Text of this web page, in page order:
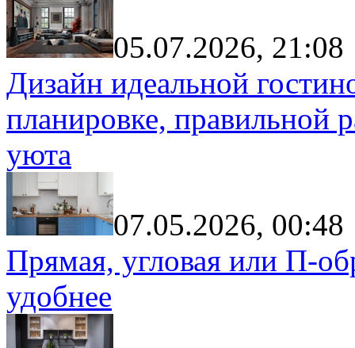
05.07.2026, 21:08
Дизайн идеальной
планировке, правильной
уюта
07.05.2026, 00:48
Прямая, угловая или П-
удобнее